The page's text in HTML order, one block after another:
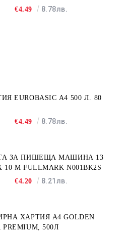
€4.49 8.78лв.
EUROBASIC А4 500 Л. 80
€4.49
8.78лв.
ЗА ПИШЕЩА МАШИНА 13
10 M FULLMARK N001BK2S
€4.20
8.21лв.
ХАРТИЯ A4 GOLDEN
PREMIUM, 500Л